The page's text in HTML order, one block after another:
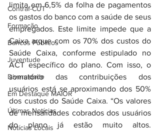
Contraf-CUT
Formação
Bancos Públicos
Juventude
Diversidade
Em Destaque MAIOR
Últimas Notícias
Notícias Locais
limita em 6,5% da folha de pagamentos
os gastos do banco com a saúde de seus
empregados. Este limite impede que a
Caixa arque com os 70% dos custos do
Saúde Caixa, conforme estipulado no
ACT específico do plano. Com isso, o
somatório das contribuições dos
usuários está se aproximando dos 50%
dos custos do Saúde Caixa. “Os valores
de mensalidades cobrados dos usuários
do plano já estão muito altos.